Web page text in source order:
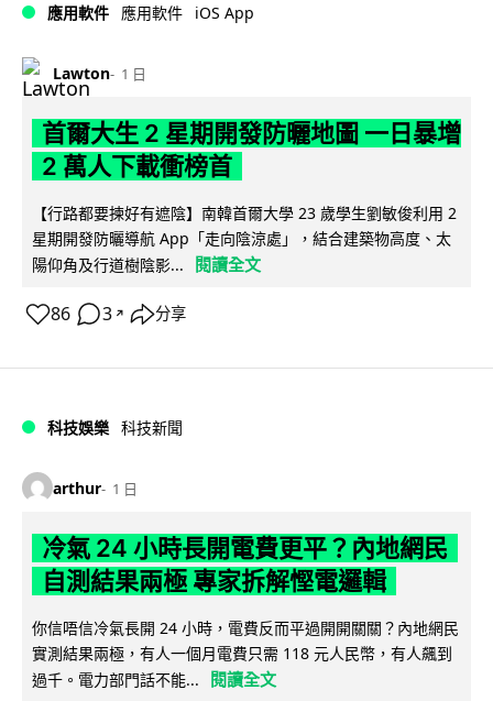
應用軟件 應用軟件 iOS App
Lawton 1 日
首爾大生 2 星期開發防曬地圖 一日暴增
2 萬人下載衝榜首
【行路都要揀好有遮陰】南韓首爾大學 23 歲學生劉敏俊利用 2
星期開發防曬導航 App「走向陰涼處」，結合建築物高度、太
陽仰角及行道樹陰影...
閱讀全文
86 3 ↗ 分享
科技娛樂 科技新聞
arthur 1 日
冷氣 24 小時長開電費更平？內地網民
自測結果兩極 專家拆解慳電邏輯
你信唔信冷氣長開 24 小時，電費反而平過開開關關？內地網民
實測結果兩極，有人一個月電費只需 118 元人民幣，有人飆到
過千。電力部門話不能...
閱讀全文